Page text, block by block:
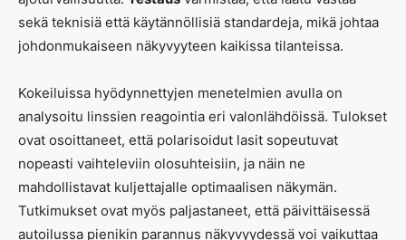
sekä teknisiä että käytännöllisiä standardeja, mikä johtaa
johdonmukaiseen näkyvyyteen kaikissa tilanteissa.
Kokeiluissa hyödynnettyjen menetelmien avulla on
analysoitu linssien reagointia eri valonlähdöissä. Tulokset
ovat osoittaneet, että polarisoidut lasit sopeutuvat
nopeasti vaihteleviin olosuhteisiin, ja näin ne
mahdollistavat kuljettajalle optimaalisen näkymän.
Tutkimukset ovat myös paljastaneet, että päivittäisessä
autoilussa pienikin parannus näkyvyydessä voi vaikuttaa